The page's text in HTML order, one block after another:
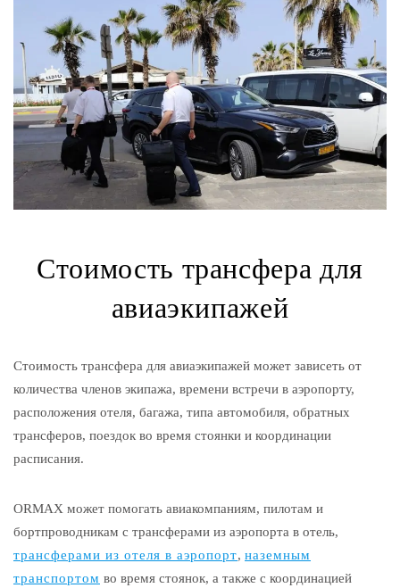
Стоимость трансфера для
авиаэкипажей
Стоимость трансфера для авиаэкипажей может зависеть от
количества членов экипажа, времени встречи в аэропорту,
расположения отеля, багажа, типа автомобиля, обратных
трансферов, поездок во время стоянки и координации
расписания.
ORMAX может помогать авиакомпаниям, пилотам и
бортпроводникам с трансферами из аэропорта в отель,
трансферами из отеля в аэропорт, наземным
транспортом во время стоянок, а также с координацией